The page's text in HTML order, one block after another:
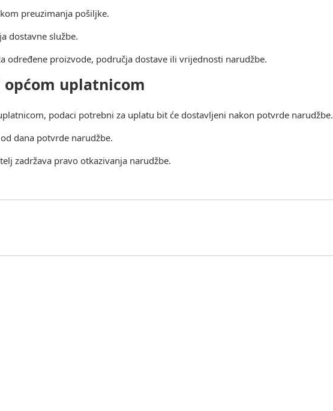
preuzimanja pošiljke.
dostavne službe.
određene proizvode, područja dostave ili vrijednosti narudžbe.
uplatnicom
podaci potrebni za uplatu bit će dostavljeni nakon potvrde narudžbe.
dana potvrde narudžbe.
zadržava pravo otkazivanja narudžbe.